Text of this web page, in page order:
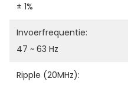
± 1%
Invoerfrequentie:
47 ~ 63 Hz
Ripple (20MHz):